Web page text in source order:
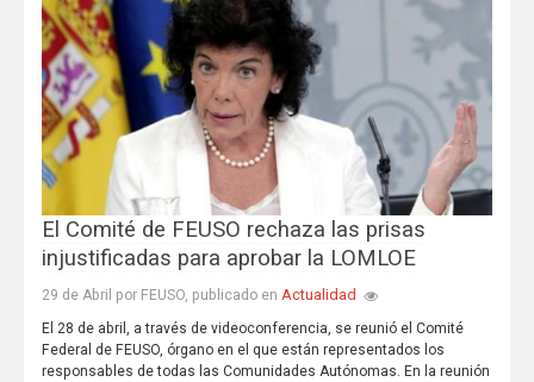
El Comité de FEUSO rechaza las prisas
injustificadas para aprobar la LOMLOE
29 de Abril por FEUSO, publicado en Actualidad
El 28 de abril, a través de videoconferencia, se reunió el Comité
Federal de FEUSO, órgano en el que están representados los
responsables de todas las Comunidades Autónomas. En la reunión